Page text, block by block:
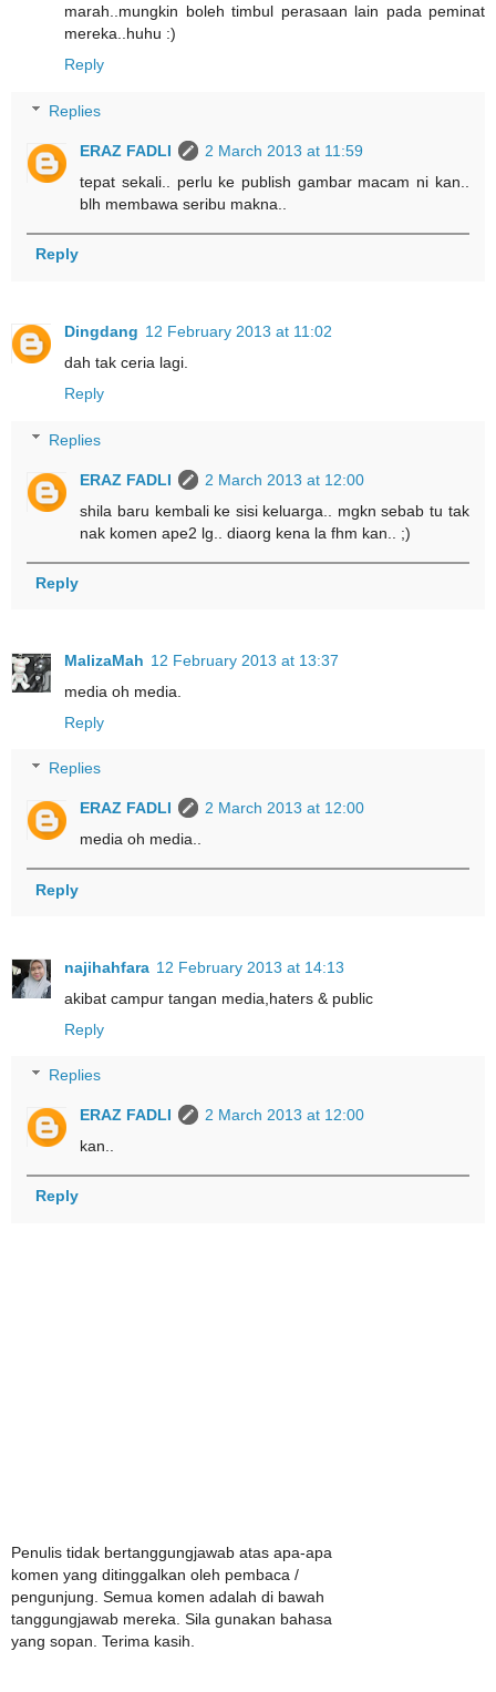
marah..mungkin boleh timbul perasaan lain pada peminat
mereka..huhu :)
Reply
Replies
ERAZ FADLI
2 March 2013 at 11:59
tepat sekali.. perlu ke publish gambar macam ni kan..
blh membawa seribu makna..
Reply
Dingdang 12 February 2013 at 11:02
dah tak ceria lagi.
Reply
Replies
ERAZ FADLI
2 March 2013 at 12:00
shila baru kembali ke sisi keluarga.. mgkn sebab tu tak
nak komen ape2 lg.. diaorg kena la fhm kan.. ;)
Reply
MalizaMah 12 February 2013 at 13:37
media oh media.
Reply
Replies
ERAZ FADLI
2 March 2013 at 12:00
media oh media..
Reply
najihahfara 12 February 2013 at 14:13
akibat campur tangan media,haters & public
Reply
Replies
ERAZ FADLI
2 March 2013 at 12:00
kan..
Reply
Penulis tidak bertanggungjawab atas apa-apa
komen yang ditinggalkan oleh pembaca /
pengunjung. Semua komen adalah di bawah
tanggungjawab mereka. Sila gunakan bahasa
yang sopan. Terima kasih.